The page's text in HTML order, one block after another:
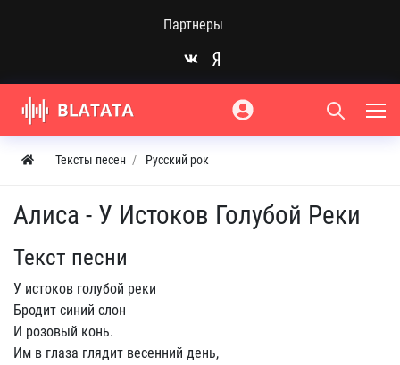
Партнеры
Тексты песен Русский рок
Алиса - У Истоков Голубой Реки
Текст песни
У истоков голубой реки
Бродит синий слон
И розовый конь.
Им в глаза глядит весенний день,